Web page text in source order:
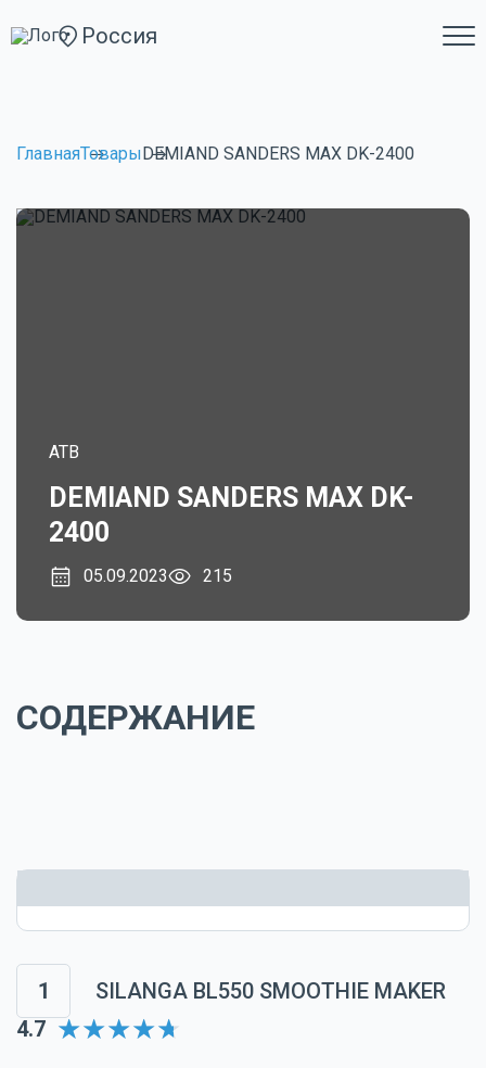
Россия
ГлавнаяТоварыDEMIAND SANDERS MAX DK-2400
ATB
DEMIAND SANDERS MAX DK-
2400
05.09.2023 215
СОДЕРЖАНИЕ
1
SILANGA BL550 SMOOTHIE MAKER
4.7